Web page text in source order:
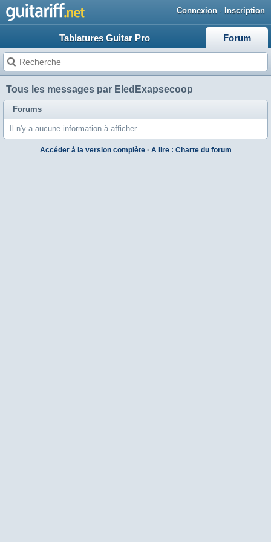
Connexion · Inscription
Tablatures Guitar Pro Forum
Tous les messages par EledExapsecoop
Forums
Il n'y a aucune information à afficher.
Accéder à la version complète· A lire : Charte du forum